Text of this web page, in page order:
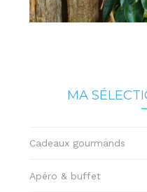
MA
Cadeaux gourmands
Apéro & buffet